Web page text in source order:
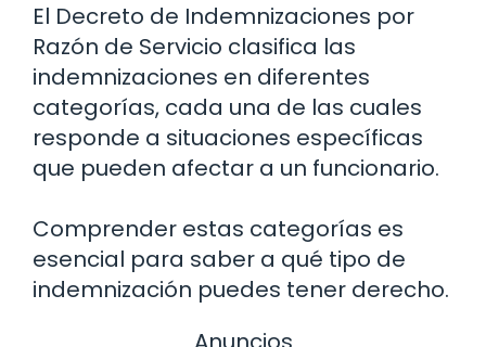
El Decreto de Indemnizaciones por
Razón de Servicio clasifica las
indemnizaciones en diferentes
categorías, cada una de las cuales
responde a situaciones específicas
que pueden afectar a un funcionario.
Comprender estas categorías es
esencial para saber a qué tipo de
indemnización puedes tener derecho.